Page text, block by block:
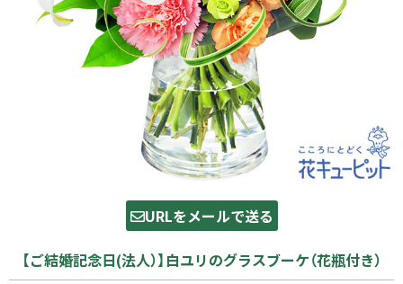
URLをメールで送る
【ご結婚記念日(法人）】白ユリのグラスブーケ（花瓶付き）